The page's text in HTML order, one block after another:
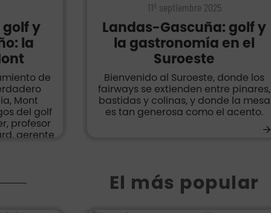
y
la
de
Mont
del golf
profesor
gerente
11º septiembre 2025
Landas-Gascuña: golf y
la gastronomía en el
Suroeste
Bienvenido al Suroeste, donde los
fairways se extienden entre pinares,
bastidas y colinas, y donde la mesa
es tan generosa como el acento.
El más popular